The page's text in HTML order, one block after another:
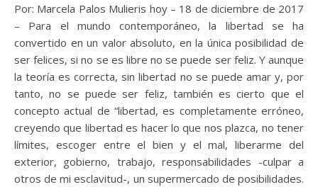
Por: Marcela Palos Mulieris hoy – 18 de diciembre de 2017
– Para el mundo contemporáneo, la libertad se ha
convertido en un valor absoluto, en la única posibilidad de
ser felices, si no se es libre no se puede ser feliz. Y aunque
la teoría es correcta, sin libertad no se puede amar y, por
tanto, no se puede ser feliz, también es cierto que el
concepto actual de “libertad, es completamente erróneo,
creyendo que libertad es hacer lo que nos plazca, no tener
límites, escoger entre el bien y el mal, liberarme del
exterior, gobierno, trabajo, responsabilidades -culpar a
otros de mi esclavitud-, un supermercado de posibilidades.